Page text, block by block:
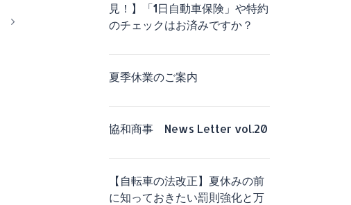
見！】「1日自動車保険」や特約
のチェックはお済みですか？
夏季休業のご案内
協和商事 News Letter vol.20
【自転車の法改正】夏休みの前
に知っておきたい罰則強化と万